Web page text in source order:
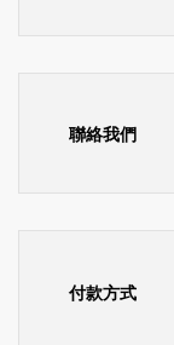
聯絡我們
付款方式